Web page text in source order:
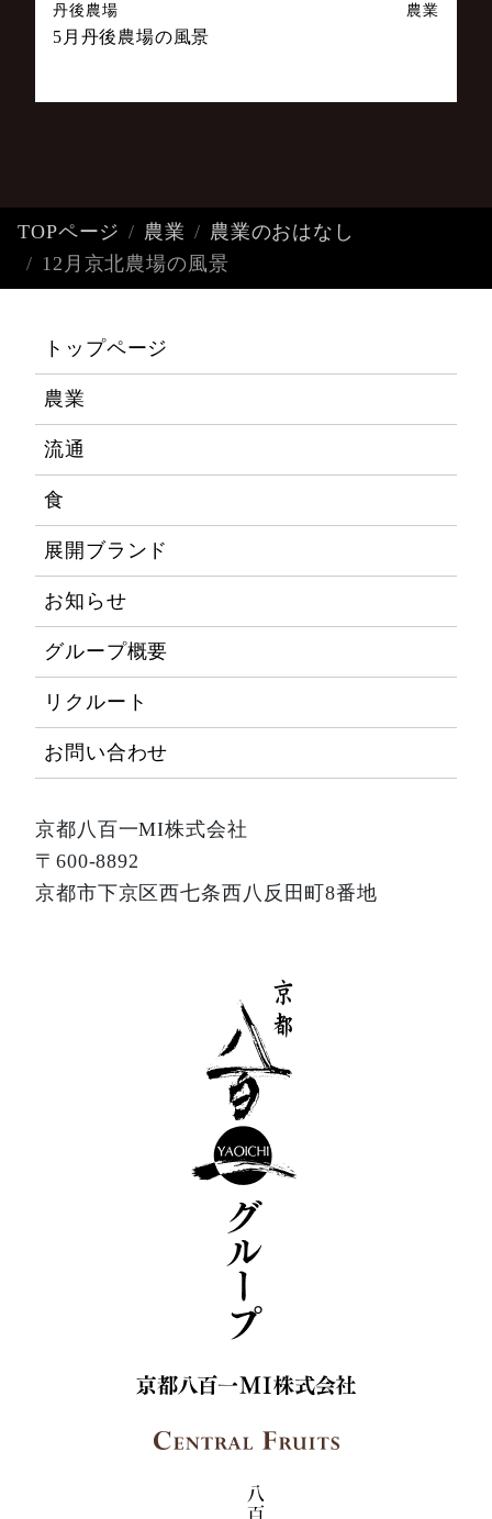
丹後農場 農業
5月丹後農場の風景
TOPページ 農業
農業のおはなし
12月京北農場の風景
トップページ
農業
流通
食
展開ブランド
お知らせ
グループ概要
リクルート
お問い合わせ
京都八百一MI株式会社
〒600-8892
京都市下京区西七条西八反田町8番地